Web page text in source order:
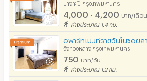
บางกะปิ กรุงเทพมหานคร
4,000 - 4,200 บาท/เดือน
ห่างประมาณ 1.4 กม.
วังทองหลาง กรุงเทพมหานคร
750 บาท/วัน
ห่างประมาณ 1.2 กม.